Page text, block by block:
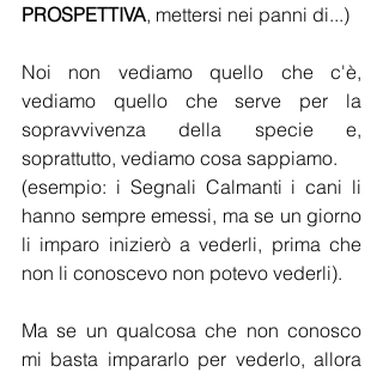
PROSPETTIVA, mettersi nei panni di...)
Noi non vediamo quello che c'è,
vediamo quello che serve per la
sopravvivenza della specie e,
soprattutto, vediamo cosa sappiamo.
(esempio: i Segnali Calmanti i cani li
hanno sempre emessi, ma se un giorno
li imparo inizierò a vederli, prima che
non li conoscevo non potevo vederli).
Ma se un qualcosa che non conosco
mi basta impararlo per vederlo, allora